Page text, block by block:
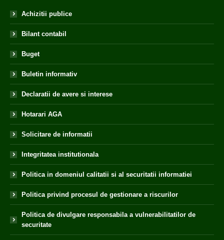
Achizitii publice
Bilant contabil
Buget
Buletin informativ
Declaratii de avere si interese
Hotarari AGA
Solicitare de informatii
Integritatea institutionala
Politica in domeniul calitatii si al securitatii informatiei
Politica privind procesul de gestionare a riscurilor
Politica de divulgare responsabila a vulnerabilitatilor de
securitate